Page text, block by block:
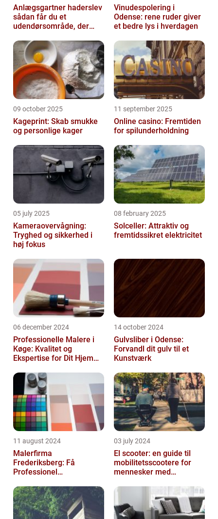
Anlægsgartner haderslev
sådan får du et
udendørsområde, der
Vinudespolering i
Odense: rene ruder giver
et bedre lys i hverdagen
09 october 2025
Kageprint: Skab smukke
og personlige kager
11 september 2025
Online casino: Fremtiden
for spilunderholdning
05 july 2025
Kameraovervågning:
Tryghed og sikkerhed i
høj fokus
08 february 2025
Solceller: Attraktiv og
fremtidssikret elektricitet
06 december 2024
Professionelle Malere i
Køge: Kvalitet og
Ekspertise for Dit Hjem
14 october 2024
Gulvsliber i Odense:
Forvandl dit gulv til et
Kunstværk
11 august 2024
Malerfirma
Frederiksberg: Få
Professionel
eller virksomhed
03 july 2024
El scooter: en guide til
mobilitetsscootere for
mennesker med